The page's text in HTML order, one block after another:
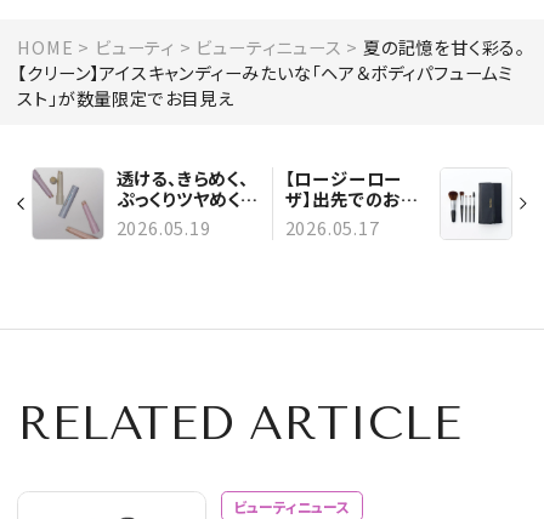
HOME ビューティ ビューティニュース
夏の記憶を甘く彩る。
【クリーン】アイスキャンディーみたいな「ヘア＆ボディパフュームミ
スト」が数量限定でお目見え
透ける、きらめく、
ぷっくりツヤめく。
【M·A·C】プラン
プリップに夏モー
2026.05.19
【ロージーロー
ザ】出先でのお直
しや旅行用は「ポ
ータブルメイクブ
2026.05.17
RELATED ARTICLE
ビューティニュース